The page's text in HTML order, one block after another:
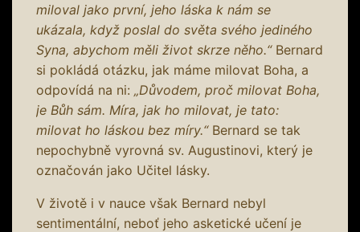
miloval jako první, jeho láska k nám se
ukázala, když poslal do světa svého jediného
Syna, abychom měli život skrze něho.“Bernard
si pokládá otázku, jak máme milovat Boha, a
odpovídá na ni: „Důvodem, proč milovat Boha,
je Bůh sám. Míra, jak ho milovat, je tato:
milovat ho láskou bez míry.“Bernard se tak
nepochybně vyrovná sv. Augustinovi, který je
označován jako Učitel lásky.
V životě i v nauce však Bernard nebyl
sentimentální, neboť jeho asketické učení je